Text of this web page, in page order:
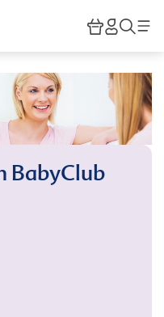
HiPP
BabyClub